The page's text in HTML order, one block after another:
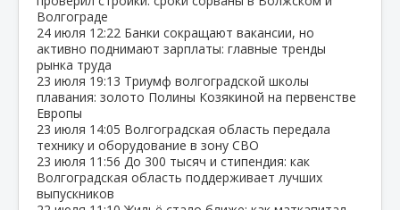
Волгограде
24 июля 12:22 Банки сокращают вакансии, но
активно поднимают зарплаты: главные тренды
рынка труда
23 июля 19:13 Триумф волгоградской школы
плавания: золото Полины Козякиной на первенстве
Европы
23 июля 14:05 Волгоградская область передала
технику и оборудование в зону СВО
23 июля 11:56 До 300 тысяч и стипендия: как
Волгоградская область поддерживает лучших
выпускников